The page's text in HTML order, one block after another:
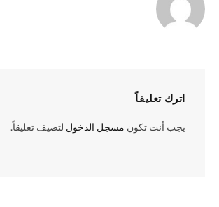
اترك تعليقاً
يجب أنت تكون مسجل الدخول لتضيف تعليقاً.